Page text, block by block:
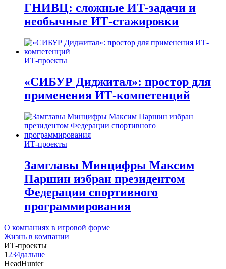
ГНИВЦ: сложные ИТ‑задачи и
необычные ИТ‑стажировки
ИТ-проекты
«СИБУР Диджитал»: простор для
применения ИТ-компетенций
ИТ-проекты
Замглавы Минцифры Максим
Паршин избран президентом
Федерации спортивного
программирования
О компаниях в игровой форме
Жизнь в компании
ИТ-проекты
1 234дальше
HeadHunter